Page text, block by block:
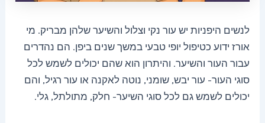
לנשים היפניות יש עור נקי וצלול והשיער שלהן מבריק. מי
אורז ידוע כטיפול יופי טבעי במשך שנים ביפן. הם נהדרים
עבור העור והשיער. והיתרון הוא שהם יכולים לשמש לכל
סוגי העור- עור יבש, שומני, נוטה לאקנה או עור רגיל, והם
יכולים לשמש גם לכל סוגי השיער- חלק, מתולתל, גלי.